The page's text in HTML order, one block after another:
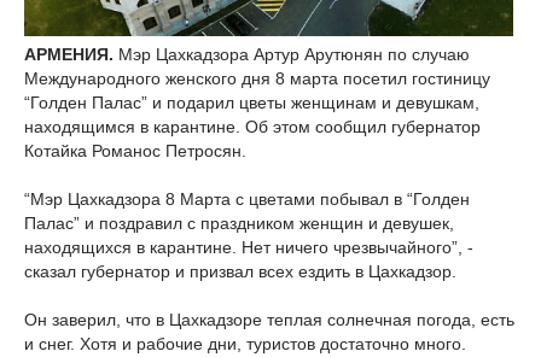
АРМЕНИЯ. Мэр Цахкадзора Артур Арутюнян по случаю
Международного женского дня 8 марта посетил гостиницу
“Голден Палас” и подарил цветы женщинам и девушкам,
находящимся в карантине. Об этом сообщил губернатор
Котайка Романос Петросян.
“Мэр Цахкадзора 8 Марта с цветами побывал в “Голден
Палас” и поздравил с праздником женщин и девушек,
находящихся в карантине. Нет ничего чрезвычайного”, -
сказал губернатор и призвал всех ездить в Цахкадзор.
Он заверил, что в Цахкадзоре теплая солнечная погода, есть
и снег. Хотя и рабочие дни, туристов достаточно много.